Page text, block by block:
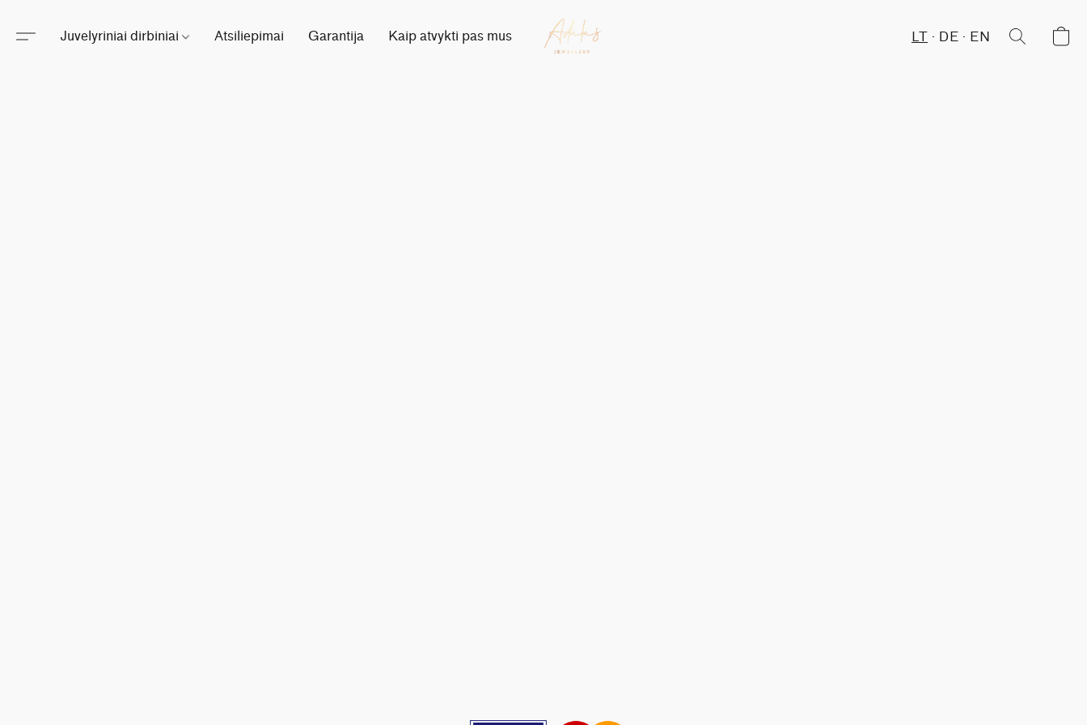
Juvelyriniai dirbiniai Atsiliepimai Garantija Kaip atvykti pas mus LT DE EN